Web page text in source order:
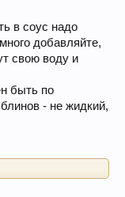
в соус надо
добавляйте,
свою воду и
быть по
- не жидкий,